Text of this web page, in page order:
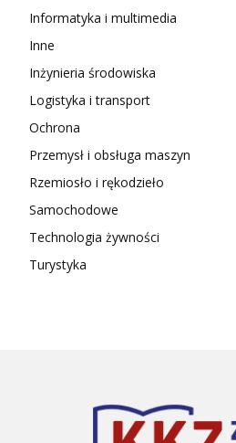
Informatyka i multimedia
Inne
Inżynieria środowiska
Logistyka i transport
Ochrona
Przemysł i obsługa maszyn
Rzemiosło i rękodzieło
Samochodowe
Technologia żywności
Turystyka